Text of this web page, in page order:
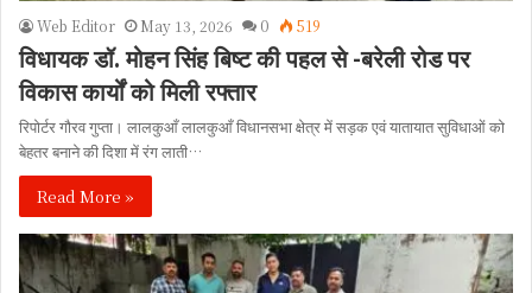
Web Editor May 13, 2026 0 519
विधायक डॉ. मोहन सिंह बिष्ट की पहल से -बरेली रोड पर
विकास कार्यों को मिली रफ्तार
रिपोर्टर गौरव गुप्ता। लालकुआँ लालकुआँ विधानसभा क्षेत्र में सड़क एवं यातायात सुविधाओं को
बेहतर बनाने की दिशा में रंग लाती…
Read More »